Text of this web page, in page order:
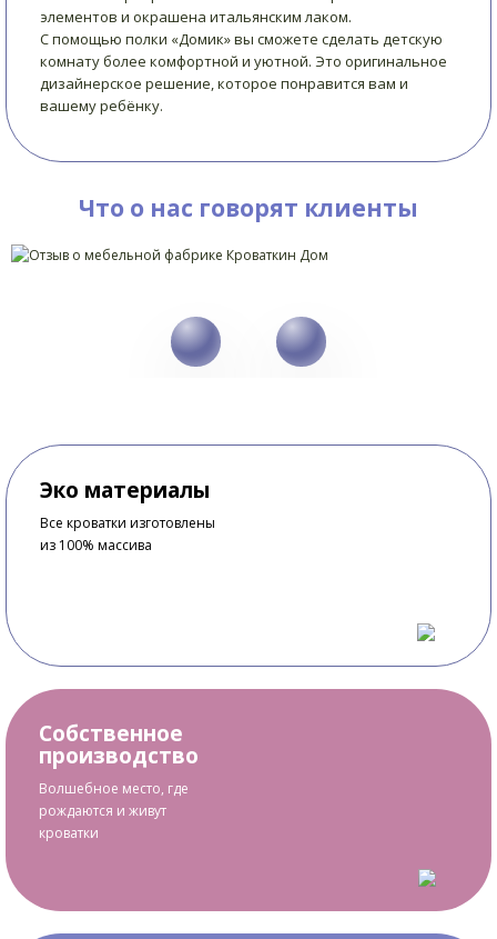
элементов и окрашена итальянским лаком.
С помощью полки «Домик» вы сможете сделать детскую
комнату более комфортной и уютной. Это оригинальное
дизайнерское решение, которое понравится вам и
вашему ребёнку.
Что о нас говорят клиенты
Эко материалы
Все кроватки изготовлены
из 100% массива
Собственное
производство
Волшебное место, где
рождаются и живут
кроватки